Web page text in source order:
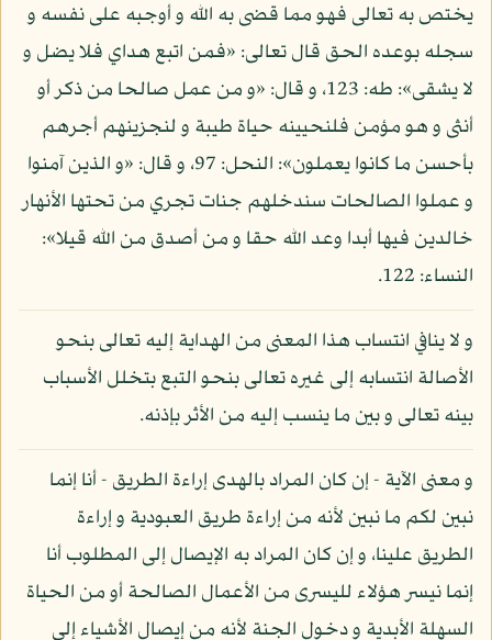
يختص به تعالى فهو مما قضى به الله و أوجبه على نفسه و
سجله بوعده الحق قال تعالى: «فمن اتبع هداي فلا يضل و
لا يشقى»: طه: 123، و قال: «و من عمل صالحا من ذكر أو
أنثى و هو مؤمن فلنحيينه حياة طيبة و لنجزينهم أجرهم
بأحسن ما كانوا يعملون»: النحل: 97، و قال: «و الذين آمنوا
و عملوا الصالحات سندخلهم جنات تجري من تحتها الأنهار
خالدين فيها أبدا وعد الله حقا و من أصدق من الله قيلا»:
النساء: 122.
و لا ينافي انتساب هذا المعنى من الهداية إليه تعالى بنحو
الأصالة انتسابه إلى غيره تعالى بنحو التبع بتخلل الأسباب
بينه تعالى و بين ما ينسب إليه من الأثر بإذنه.
و معنى الآية - إن كان المراد بالهدى إراءة الطريق - أنا إنما
نبين لكم ما نبين لأنه من إراءة طريق العبودية و إراءة
الطريق علينا، و إن كان المراد به الإيصال إلى المطلوب أنا
إنما نيسر هؤلاء لليسرى من الأعمال الصالحة أو من الحياة
السهلة الأبدية و دخول الجنة لأنه من إيصال الأشياء إلى